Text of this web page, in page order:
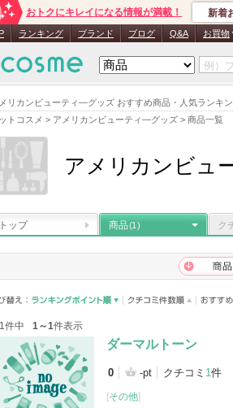
リカンビューティ―グッズ おすすめ商品・人気ランキ
トコスメ > アメリカンビューティ―グッズ > 商品一覧
おトクにキレイになる情報が満載！ 新着
ランキング ブランド ブログ Q&A お買物
アメリカンビュ
トップ 商品(1) ク
件中 1～1件表示
ダーマルトーン
0 -pt クチコミ 1件
[その他]